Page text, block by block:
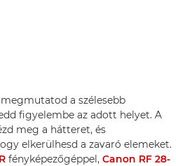
a szélesebb
figyelembe az adott helyet. A
meg a hátteret, és
elkerülhesd a zavaró elemeket.
fényképezőgéppel, Canon RF 28-